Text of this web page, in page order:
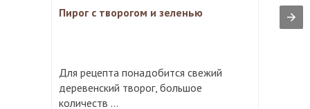
Пирог с творогом и зеленью
Для рецепта понадобится свежий
деревенский творог, большое
количеств ...